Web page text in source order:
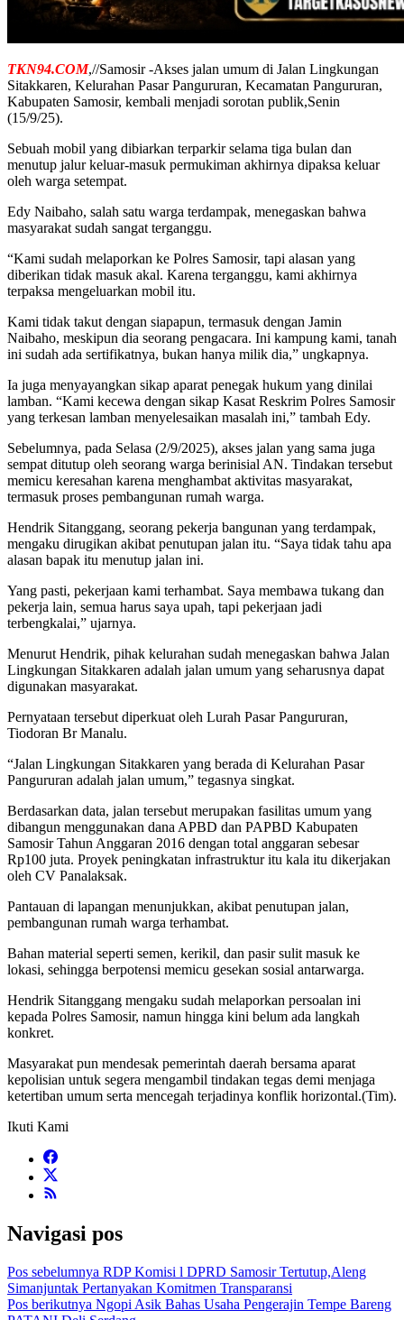
TKN94.COM,//Samosir -Akses jalan umum di Jalan Lingkungan
Sitakkaren, Kelurahan Pasar Pangururan, Kecamatan Pangururan,
Kabupaten Samosir, kembali menjadi sorotan publik,Senin
(15/9/25).
Sebuah mobil yang dibiarkan terparkir selama tiga bulan dan
menutup jalur keluar-masuk permukiman akhirnya dipaksa keluar
oleh warga setempat.
Edy Naibaho, salah satu warga terdampak, menegaskan bahwa
masyarakat sudah sangat terganggu.
“Kami sudah melaporkan ke Polres Samosir, tapi alasan yang
diberikan tidak masuk akal. Karena terganggu, kami akhirnya
terpaksa mengeluarkan mobil itu.
Kami tidak takut dengan siapapun, termasuk dengan Jamin
Naibaho, meskipun dia seorang pengacara. Ini kampung kami, tanah
ini sudah ada sertifikatnya, bukan hanya milik dia,” ungkapnya.
Ia juga menyayangkan sikap aparat penegak hukum yang dinilai
lamban. “Kami kecewa dengan sikap Kasat Reskrim Polres Samosir
yang terkesan lamban menyelesaikan masalah ini,” tambah Edy.
Sebelumnya, pada Selasa (2/9/2025), akses jalan yang sama juga
sempat ditutup oleh seorang warga berinisial AN. Tindakan tersebut
memicu keresahan karena menghambat aktivitas masyarakat,
termasuk proses pembangunan rumah warga.
Hendrik Sitanggang, seorang pekerja bangunan yang terdampak,
mengaku dirugikan akibat penutupan jalan itu. “Saya tidak tahu apa
alasan bapak itu menutup jalan ini.
Yang pasti, pekerjaan kami terhambat. Saya membawa tukang dan
pekerja lain, semua harus saya upah, tapi pekerjaan jadi
terbengkalai,” ujarnya.
Menurut Hendrik, pihak kelurahan sudah menegaskan bahwa Jalan
Lingkungan Sitakkaren adalah jalan umum yang seharusnya dapat
digunakan masyarakat.
Pernyataan tersebut diperkuat oleh Lurah Pasar Pangururan,
Tiodoran Br Manalu.
“Jalan Lingkungan Sitakkaren yang berada di Kelurahan Pasar
Pangururan adalah jalan umum,” tegasnya singkat.
Berdasarkan data, jalan tersebut merupakan fasilitas umum yang
dibangun menggunakan dana APBD dan PAPBD Kabupaten
Samosir Tahun Anggaran 2016 dengan total anggaran sebesar
Rp100 juta. Proyek peningkatan infrastruktur itu kala itu dikerjakan
oleh CV Panalaksak.
Pantauan di lapangan menunjukkan, akibat penutupan jalan,
pembangunan rumah warga terhambat.
Bahan material seperti semen, kerikil, dan pasir sulit masuk ke
lokasi, sehingga berpotensi memicu gesekan sosial antarwarga.
Hendrik Sitanggang mengaku sudah melaporkan persoalan ini
kepada Polres Samosir, namun hingga kini belum ada langkah
konkret.
Masyarakat pun mendesak pemerintah daerah bersama aparat
kepolisian untuk segera mengambil tindakan tegas demi menjaga
ketertiban umum serta mencegah terjadinya konflik horizontal.(Tim).
Ikuti Kami
Navigasi pos
Pos sebelumnya RDP Komisi l DPRD Samosir Tertutup,Aleng
Simanjuntak Pertanyakan Komitmen Transparansi
Pos berikutnya Ngopi Asik Bahas Usaha Pengerajin Tempe Bareng